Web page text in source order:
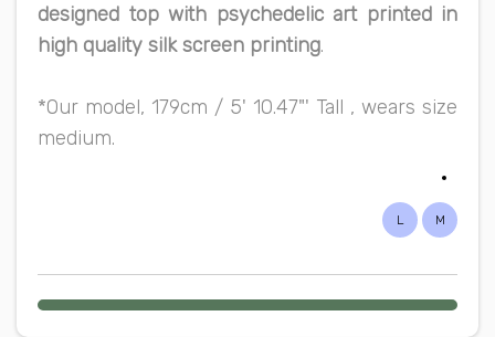
designed top with psychedelic art printed in
high quality silk screen printing.
*Our model, 179cm / 5' 10.47"' Tall , wears size
medium.
M
L